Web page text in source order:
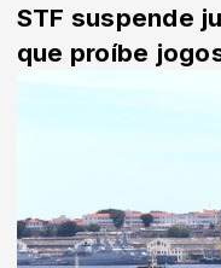
STF suspende
que proíbe